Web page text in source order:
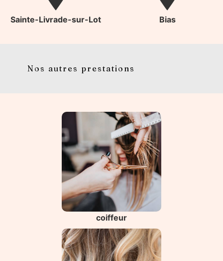
Sainte-Livrade-sur-Lot Bias
Nos autres prestations
coiffeur